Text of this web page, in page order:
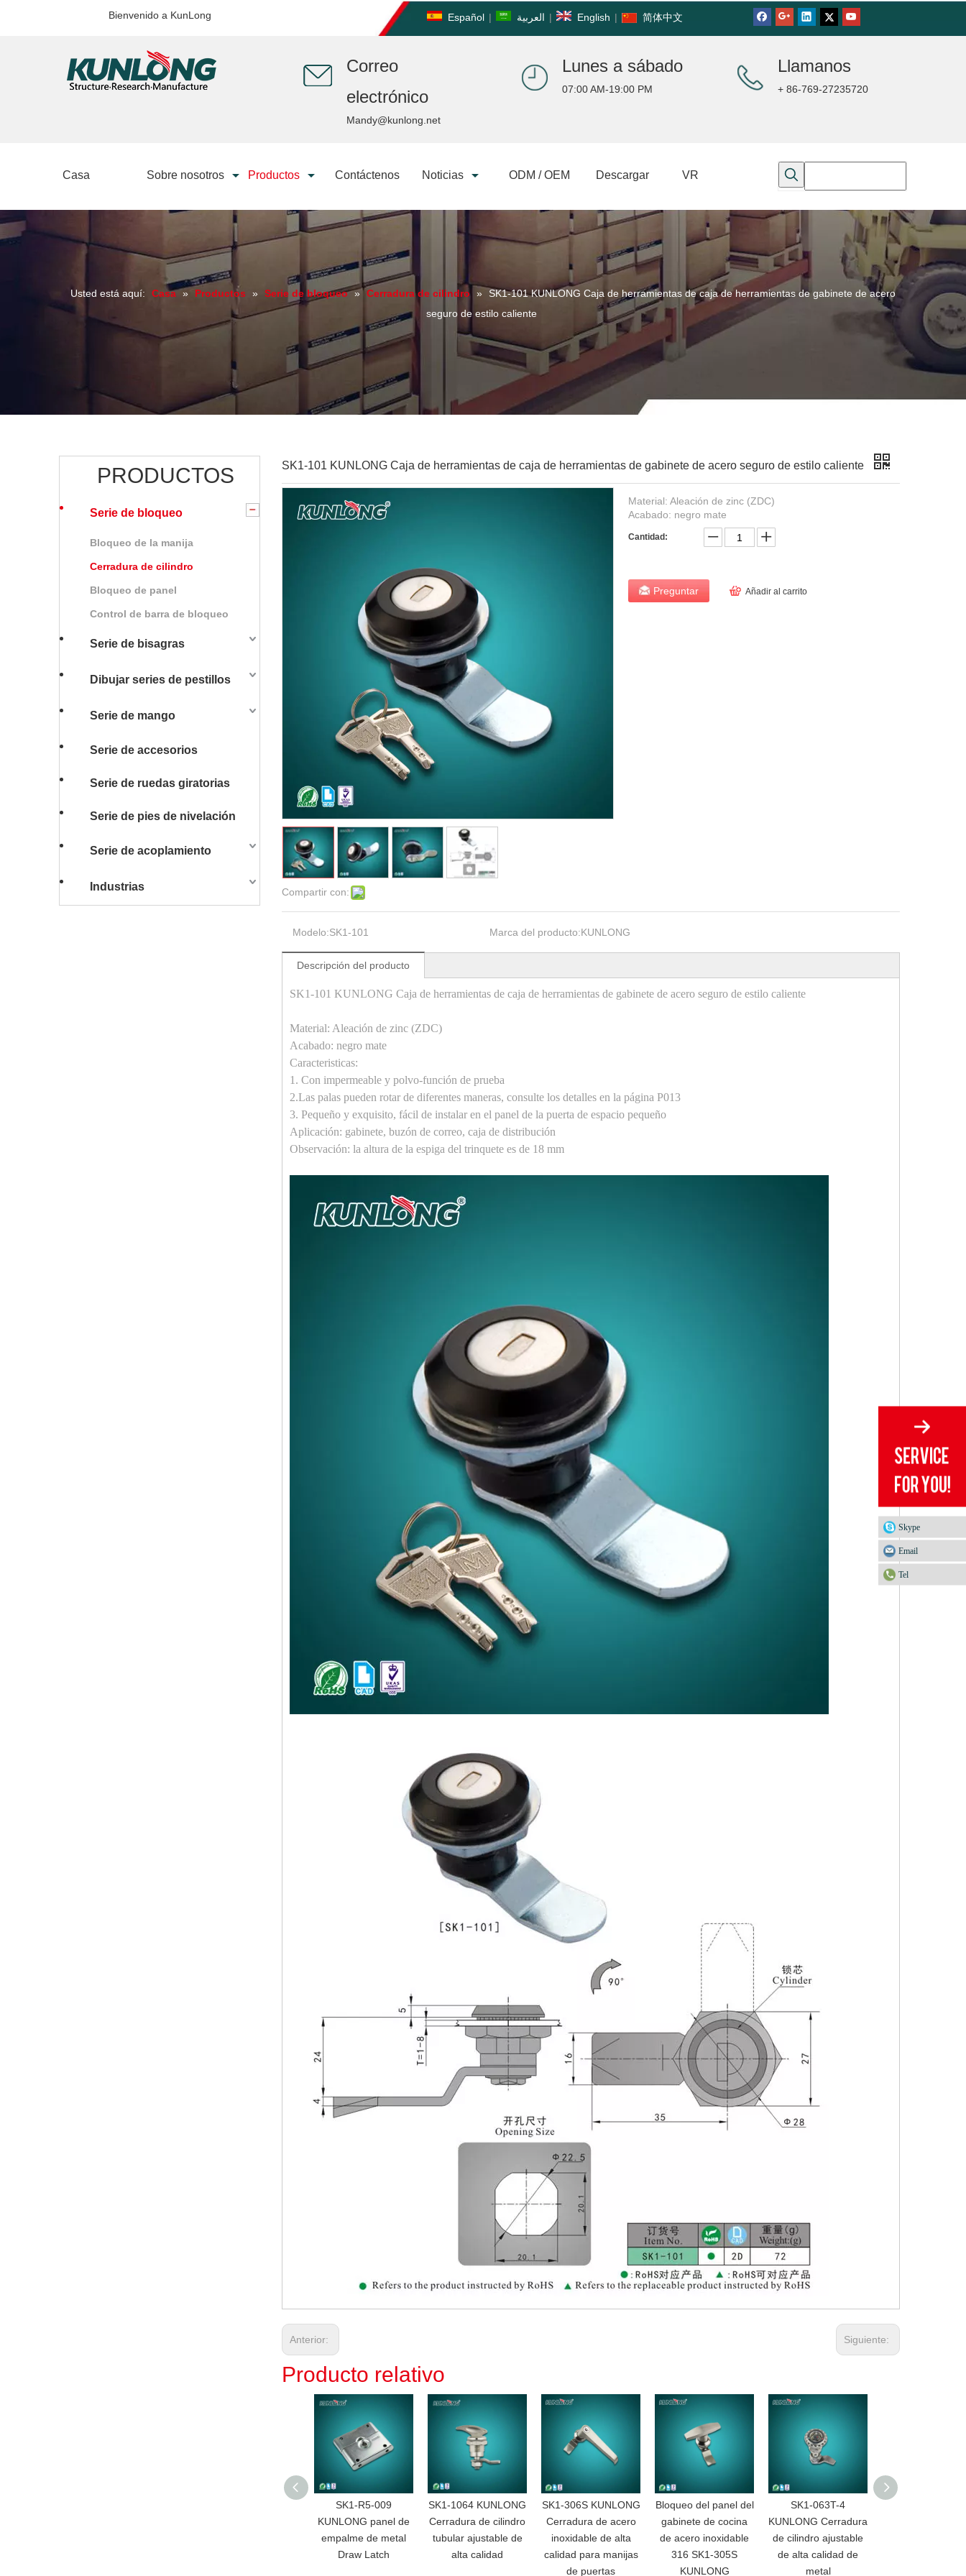
Bienvenido a KunLong Español | العربية | English | 简体中文
Correo
electrónico
Mandy@kunlong.net
Lunes a sábado
07:00 AM-19:00 PM
Llamanos
+ 86-769-27235720
Casa Sobre nosotros Productos Contáctenos Noticias ODM / OEM Descargar VR
Usted está aquí: Casa » Productos » Serie de bloqueo » Cerradura de cilindro »
SK1-101 KUNLONG Caja de herramientas de caja de herramientas de gabinete de acero
seguro de estilo caliente
PRODUCTOS
Serie de bloqueo
Bloqueo de la manija
Cerradura de cilindro
Bloqueo de panel
Control de barra de bloqueo
Serie de bisagras
Dibujar series de pestillos
Serie de mango
Serie de accesorios
Serie de ruedas giratorias
Serie de pies de nivelación
Serie de acoplamiento
Industrias
SK1-101 KUNLONG Caja de herramientas de caja de herramientas de gabinete de acero seguro de estilo caliente
Compartir con:
Material: Aleación de zinc (ZDC)
Acabado: negro mate
Cantidad:
Preguntar Añadir al carrito
Modelo:SK1-101 Marca del producto:KUNLONG
Descripción del producto
SK1-101 KUNLONG Caja de herramientas de caja de herramientas de gabinete de acero seguro de estilo caliente
Material: Aleación de zinc (ZDC)
Acabado: negro mate
Caracteristicas:
1. Con impermeable y polvo-función de prueba
2.Las palas pueden rotar de diferentes maneras, consulte los detalles en la página P013
3. Pequeño y exquisito, fácil de instalar en el panel de la puerta de espacio pequeño
Aplicación: gabinete, buzón de correo, caja de distribución
Observación: la altura de la espiga del trinquete es de 18 mm
Anterior: Siguiente:
Producto relativo
SK1-R5-009
KUNLONG panel de
empalme de metal
Draw Latch
SK1-1064 KUNLONG
Cerradura de cilindro
tubular ajustable de
alta calidad
SK1-306S KUNLONG
Cerradura de acero
inoxidable de alta
calidad para manijas
de puertas
Bloqueo del panel del
gabinete de cocina
de acero inoxidable
316 SK1-305S
KUNLONG
SK1-063T-4
KUNLONG Cerradura
de cilindro ajustable
de alta calidad de
metal
Skype
Email
Tel